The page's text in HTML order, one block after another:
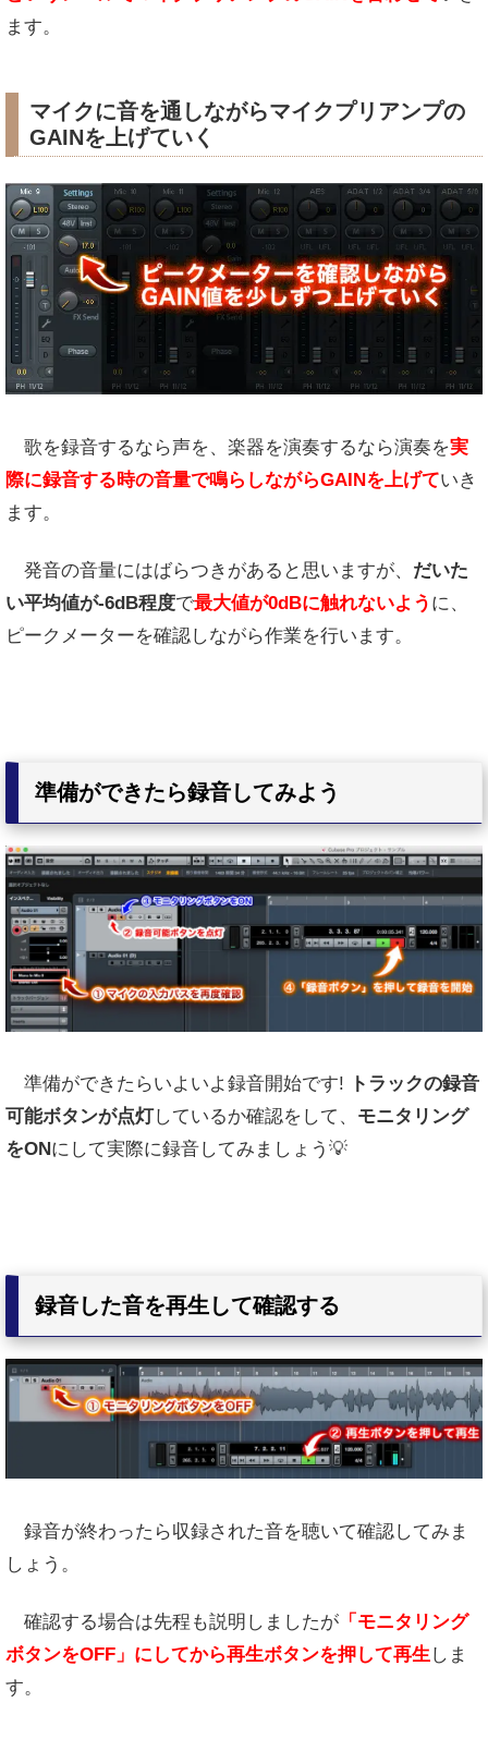
ます。
マイクに音を通しながらマイクプリアンプの
GAINを上げていく
歌を録音するなら声を、楽器を演奏するなら演奏を実
際に録音する時の音量で鳴らしながらGAINを上げていき
ます。
発音の音量にはばらつきがあると思いますが、 だいた
い平均値が-6dB程度で最大値が0dBに触れないよう に、
ピークメーターを確認しながら作業を行います。
準備ができたら録音してみよう
準備ができたらいよいよ録音開始です!
トラックの録音
可能ボタンが点灯しているか確認をして、 モニタリング
をON にして実際に録音してみましょう💡
録音した音を再生して確認する
録音が終わったら収録された音を聴いて確認してみま
しょう。
確認する場合は先程も説明しましたが 「モニタリング
ボタンをOFF」にしてから再生ボタンを押して再生しま
す。